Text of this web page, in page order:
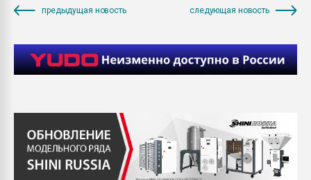
предыдущая новость следующая новость